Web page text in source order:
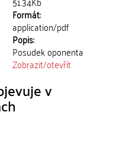
Formát:
application/pdf
Popis:
Posudek oponenta
Zobrazit/otevřít
v